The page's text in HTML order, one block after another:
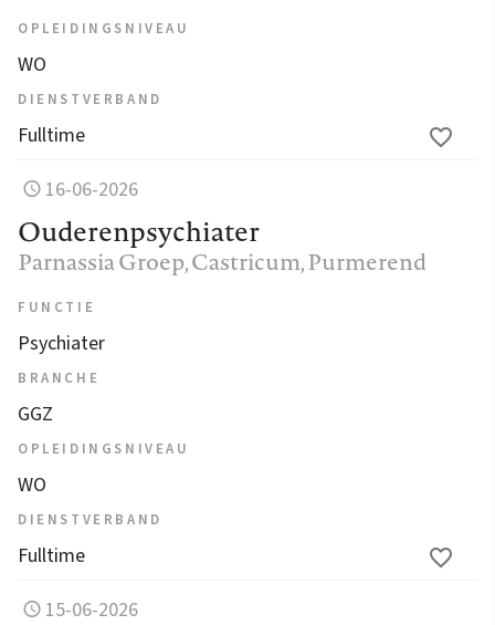
OPLEIDINGSNIVEAU
WO
DIENSTVERBAND
Fulltime
16-06-2026
Ouderenpsychiater
Parnassia Groep, Castricum, Purmerend
FUNCTIE
Psychiater
BRANCHE
GGZ
OPLEIDINGSNIVEAU
WO
DIENSTVERBAND
Fulltime
15-06-2026